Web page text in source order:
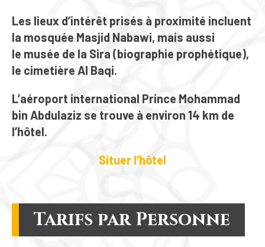
Les lieux d’intérêt prisés à proximité incluent
la mosquée Masjid Nabawi, mais aussi
le musée de la Sira (biographie prophétique),
le cimetière Al Baqi.
L’aéroport international Prince Mohammad
bin Abdulaziz se trouve à environ 14 km de
l’hôtel.
Situer l’hôtel
Tarifs par Personne